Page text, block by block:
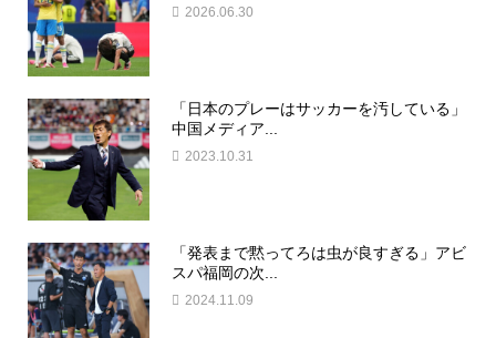
2026.06.30
「日本のプレーはサッカーを汚している」
中国メディア...
2023.10.31
「発表まで黙ってろは虫が良すぎる」アビ
スパ福岡の次...
2024.11.09